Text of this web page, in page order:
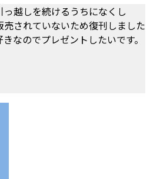
越しを続けるうちになくし
されていないため復刊しました
なのでプレゼントしたいです。